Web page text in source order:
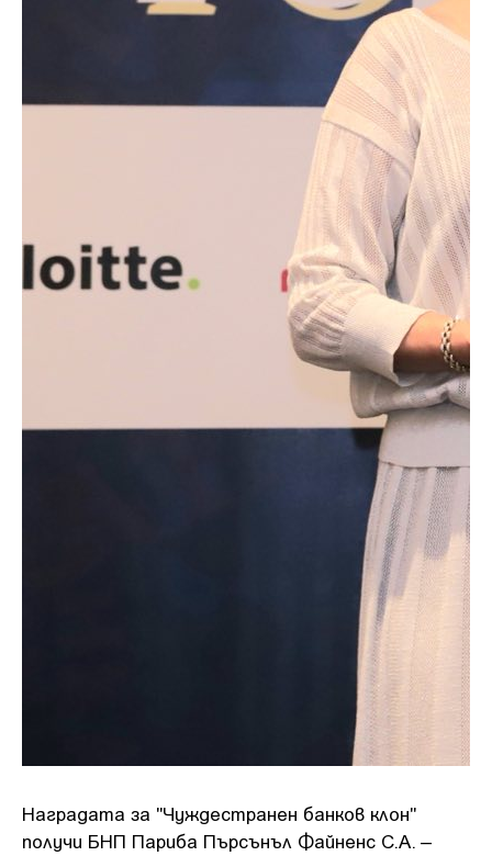
Наградата за "Чуждестранен банков клон"
получи БНП Париба Пърсънъл Файненс С.А. –